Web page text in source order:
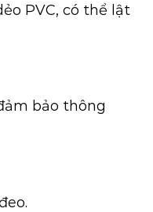
PVC, có thể lật
bảo thông